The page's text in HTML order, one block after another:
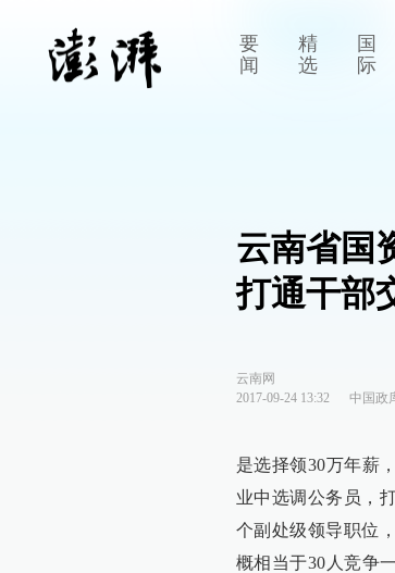
要
闻
精
选
国
际
云南省国
打通干部
云南网
2017-09-24 13:32
中国政
是选择领30万年薪
业中选调公务员，
个副处级领导职位
概相当于30人竞争